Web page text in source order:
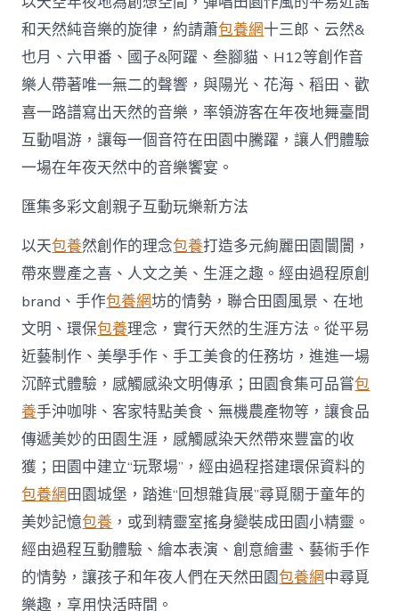
和天然純音樂的旋律，約請蕭包養網十三郎、云然&
也月、六甲番、國子&阿躍、叁腳貓、H12等創作音
樂人帶著唯一無二的聲響，與陽光、花海、稻田、歡
喜一路譜寫出天然的音樂，率領游客在年夜地舞臺間
互動唱游，讓每一個音符在田園中騰躍，讓人們體驗
一場在年夜天然中的音樂饗宴。
匯集多彩文創親子互動玩樂新方法
以天包養然創作的理念包養打造多元絢麗田園闤闠，
帶來豐產之喜、人文之美、生涯之趣。經由過程原創
brand、手作包養網坊的情勢，聯合田園風景、在地
文明、環保包養理念，實行天然的生涯方法。從平易
近藝制作、美學手作、手工美食的任務坊，進進一場
沉醉式體驗，感觸感染文明傳承；田園食集可品嘗包
養手沖咖啡、客家特點美食、無機農產物等，讓食品
傳遞美妙的田園生涯，感觸感染天然帶來豐富的收
獲；田園中建立“玩聚場”，經由過程搭建環保資料的
包養網田園城堡，踏進“回想雜貨展”尋覓關于童年的
美妙記憶包養 ，或到精靈室搖身變裝成田園小精靈。
經由過程互動體驗、繪本表演、創意繪畫、藝術手作
的情勢，讓孩子和年夜人們在天然田園包養網中尋覓
樂趣，享用快活時間。